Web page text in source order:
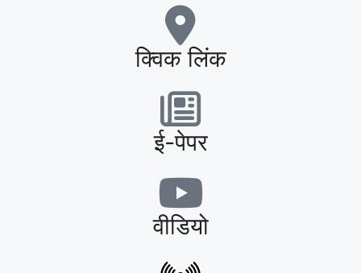
क्विक लिंक
ई-पेपर
वीडियो